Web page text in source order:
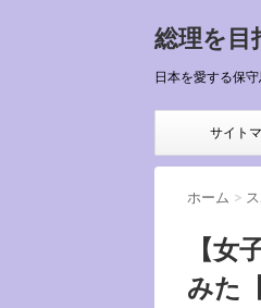
総理を目
日本を愛する保
サイト
ホーム >
【
みた